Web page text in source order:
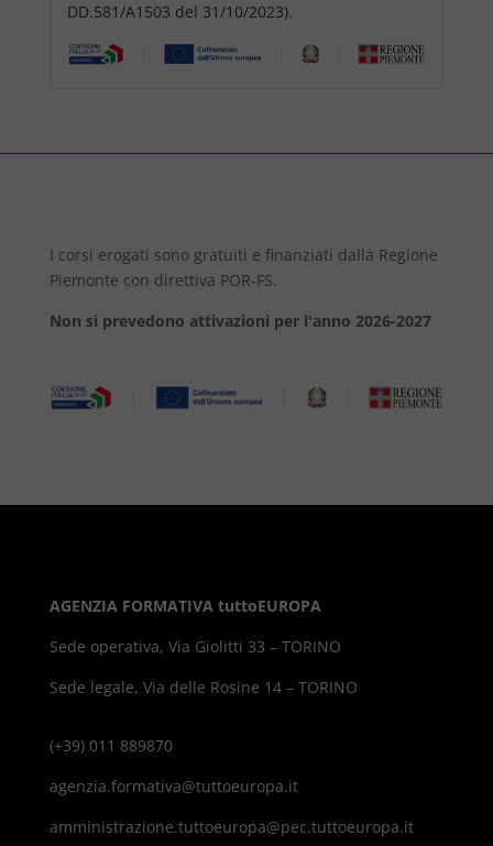
DD.581/A1503 del 31/10/2023).
I corsi erogati sono gratuiti e finanziati dalla Regione
Piemonte con direttiva POR-FS.
Non si prevedono attivazioni per l'anno 2026-2027
AGENZIA FORMATIVA tuttoEUROPA
Sede operativa, Via Giolitti 33 – TORINO
Sede legale, Via delle Rosine 14 – TORINO
(+39) 011 889870
agenzia.formativa@tuttoeuropa.it
amministrazione.tuttoeuropa@pec.tuttoeuropa.it